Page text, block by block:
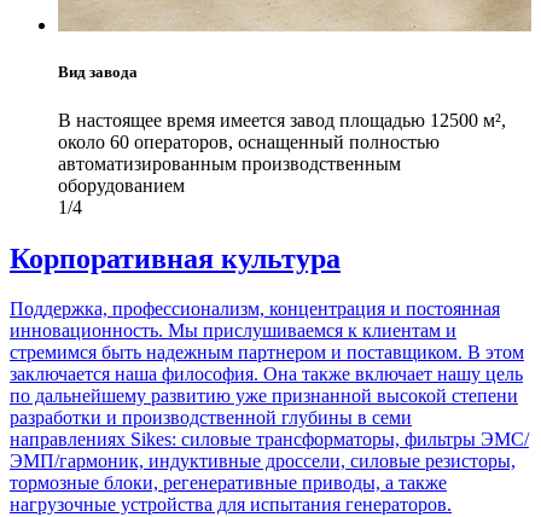
Вид завода
В настоящее время имеется завод площадью 12500 м²,
около 60 операторов, оснащенный полностью
автоматизированным производственным
оборудованием
1/4
Корпоративная культура
Поддержка, профессионализм, концентрация и постоянная
инновационность. Мы прислушиваемся к клиентам и
стремимся быть надежным партнером и поставщиком. В этом
заключается наша философия. Она также включает нашу цель
по дальнейшему развитию уже признанной высокой степени
разработки и производственной глубины в семи
направлениях Sikes: силовые трансформаторы, фильтры ЭМС/
ЭМП/гармоник, индуктивные дроссели, силовые резисторы,
тормозные блоки, регенеративные приводы, а также
нагрузочные устройства для испытания генераторов.